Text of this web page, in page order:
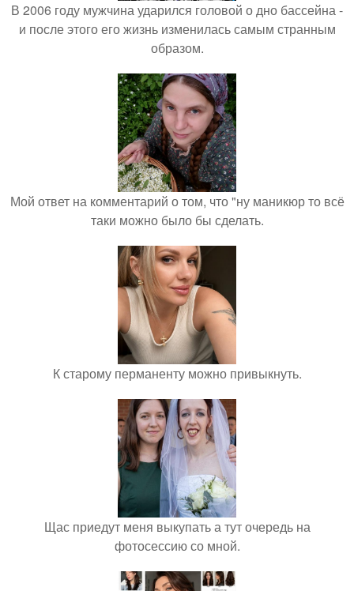
В 2006 году мужчина ударился головой о дно бассейна -
и после этого его жизнь изменилась самым странным
образом.
Мой ответ на комментарий о том, что "ну маникюр то всё
таки можно было бы сделать.
К старому перманенту можно привыкнуть.
Щас приедут меня выкупать а тут очередь на
фотосессию со мной.